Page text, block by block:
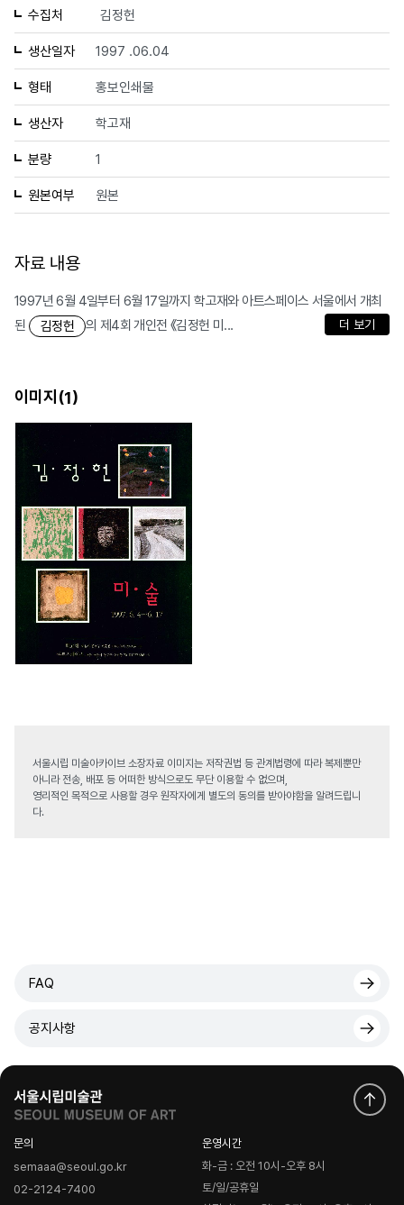
수집처 김정헌
생산일자 1997 .06.04
형태 홍보인쇄물
생산자 학고재
분량 1
원본여부 원본
자료 내용
1997년 6월 4일부터 6월 17일까지 학고재와 아트스페이스 서울에서 개최
된
김정헌 의 제4회 개인전 《김정헌 미... 더 보기
이미지(1)
서울시립 미술아카이브 소장자료 이미지는 저작권법 등 관계법령에 따라 복제뿐만
아니라 전송, 배포 등 어떠한 방식으로도 무단 이용할 수 없으며,
영리적인 목적으로 사용할 경우 원작자에게 별도의 동의를 받아야함을 알려드립니
다.
FAQ
공지사항
문의
semaaa@seoul.go.kr
02-2124-7400
운영시간
화-금 : 오전 10시-오후 8시
토/일/공휴일